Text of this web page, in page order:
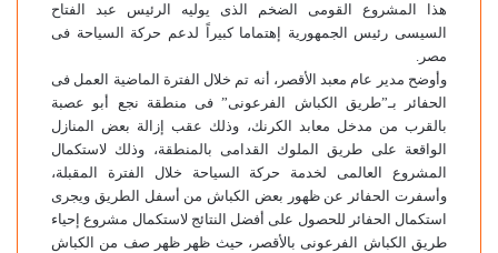
هذا المشروع القومى الضخم الذى يوليه الرئيس عبد الفتاح
السيسى رئيس الجمهورية إهتماما كبيراً لدعم حركة السياحة فى
مصر.
وأوضح مدير عام معبد الأقصر، أنه تم خلال الفترة الماضية العمل فى
الحفائر بـ”طريق الكباش الفرعونى” فى منطقة نجع أبو عصبة
بالقرب من مدخل معابد الكرنك، وذلك عقب إزالة بعض المنازل
الواقعة على طريق الملوك القدامى بالمنطقة، وذلك لاستكمال
المشروع العالمى لخدمة حركة السياحة خلال الفترة المقبلة،
وأسفرت الحفائر عن ظهور بعض الكباش من أسفل الطريق ويجرى
استكمال الحفائر للحصول على أفضل النتائج لاستكمال مشروع إحياء
طريق الكباش الفرعونى بالأقصر، حيث ظهر ظهر صف من الكباش